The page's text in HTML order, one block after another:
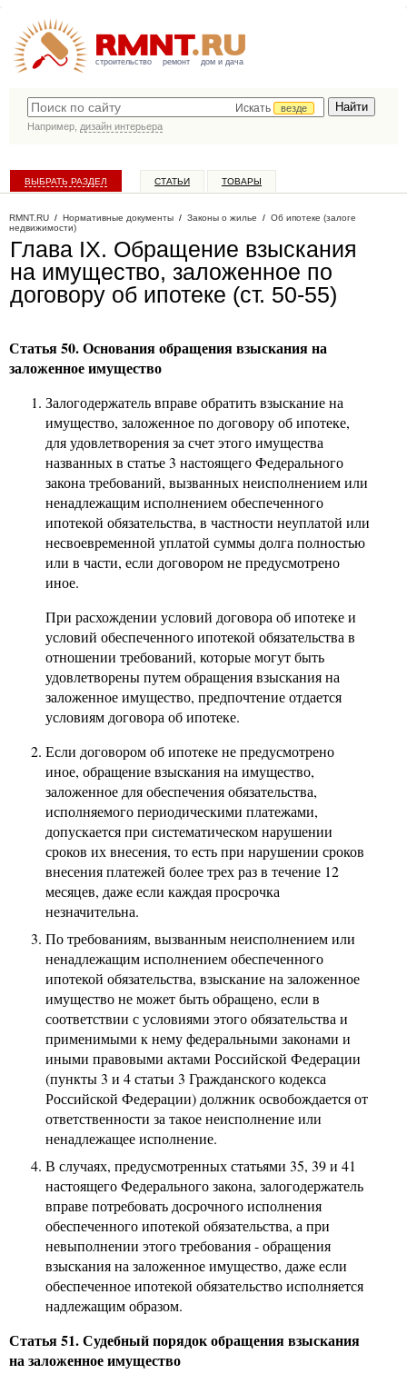
строительство ремонт дом и дача
Искать
везде
Например, дизайн интерьера
ВЫБРАТЬ РАЗДЕЛ СТАТЬИ ТОВАРЫ
RMNT.RU / Нормативные документы / Законы о жилье / Об ипотеке (залоге
недвижимости)
Глава IX. Обращение взыскания
на имущество, заложенное по
договору об ипотеке (ст. 50-55)
Статья 50. Основания обращения взыскания на
заложенное имущество
Залогодержатель вправе обратить взыскание на
имущество, заложенное по договору об ипотеке,
для удовлетворения за счет этого имущества
названных в статье 3 настоящего Федерального
закона требований, вызванных неисполнением или
ненадлежащим исполнением обеспеченного
ипотекой обязательства, в частности неуплатой или
несвоевременной уплатой суммы долга полностью
или в части, если договором не предусмотрено
иное.
При расхождении условий договора об ипотеке и
условий обеспеченного ипотекой обязательства в
отношении требований, которые могут быть
удовлетворены путем обращения взыскания на
заложенное имущество, предпочтение отдается
условиям договора об ипотеке.
Если договором об ипотеке не предусмотрено
иное, обращение взыскания на имущество,
заложенное для обеспечения обязательства,
исполняемого периодическими платежами,
допускается при систематическом нарушении
сроков их внесения, то есть при нарушении сроков
внесения платежей более трех раз в течение 12
месяцев, даже если каждая просрочка
незначительна.
По требованиям, вызванным неисполнением или
ненадлежащим исполнением обеспеченного
ипотекой обязательства, взыскание на заложенное
имущество не может быть обращено, если в
соответствии с условиями этого обязательства и
применимыми к нему федеральными законами и
иными правовыми актами Российской Федерации
(пункты 3 и 4 статьи 3 Гражданского кодекса
Российской Федерации) должник освобождается от
ответственности за такое неисполнение или
ненадлежащее исполнение.
В случаях, предусмотренных статьями 35, 39 и 41
настоящего Федерального закона, залогодержатель
вправе потребовать досрочного исполнения
обеспеченного ипотекой обязательства, а при
невыполнении этого требования - обращения
взыскания на заложенное имущество, даже если
обеспеченное ипотекой обязательство исполняется
надлежащим образом.
Статья 51. Судебный порядок обращения взыскания
на заложенное имущество